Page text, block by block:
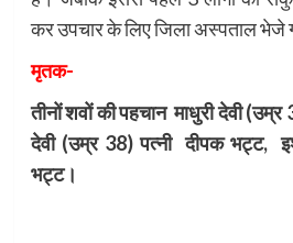
कर उपचार के लिए जिला अस्पताल भेजे
मृतक-
तीनों शवों की पहचान माधुरी देवी (उम्र
देवी (उम्र 38) पत्नी दीपक भट्ट,
भट्ट।